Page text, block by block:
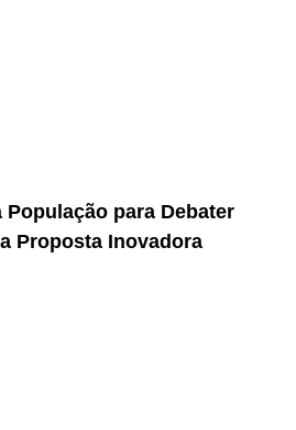
para Debater
Proposta Inovadora